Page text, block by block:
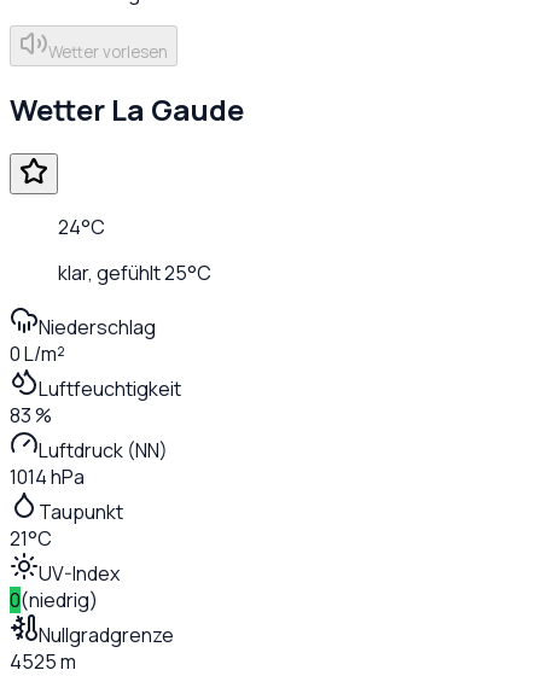
Wetter vorlesen
Wetter La Gaude
24°C
klar, gefühlt25°C
Niederschlag
0 L/m²
Luftfeuchtigkeit
83 %
Luftdruck (NN)
1014 hPa
Taupunkt
21°C
UV-Index
0(niedrig)
Nullgradgrenze
4525 m